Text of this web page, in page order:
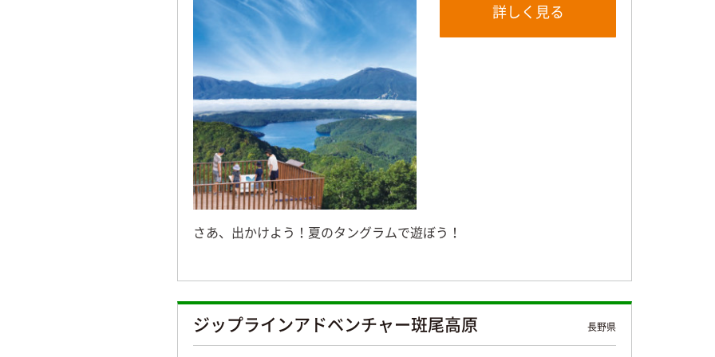
詳しく見る
さあ、出かけよう！夏のタングラムで遊ぼう！
ジップラインアドベンチャー斑尾高原 長野県